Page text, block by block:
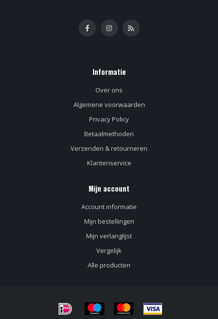
Informatie
Over ons
Algemene voorwaarden
Privacy Policy
Betaalmethoden
Verzenden & retourneren
Klantenservice
Mijn account
Account informatie
Mijn bestellingen
Mijn verlanglijst
Vergelijk
Alle producten